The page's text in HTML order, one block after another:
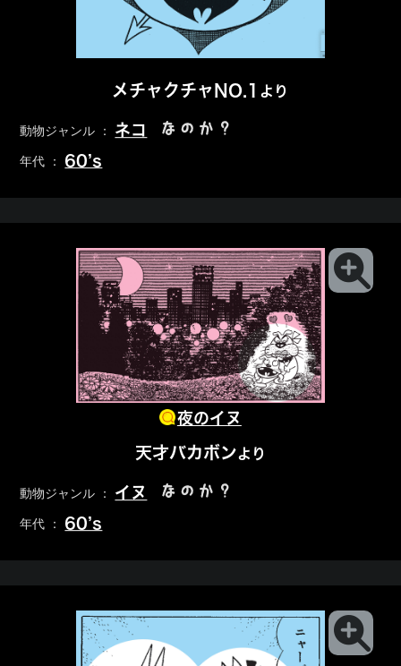
メチャクチャNO.1 より
動物ジャンル ： ネコ なのか？
年代 ： 60’s
夜のイヌ
天才バカボンより
動物ジャンル ： イヌ なのか？
年代 ： 60’s